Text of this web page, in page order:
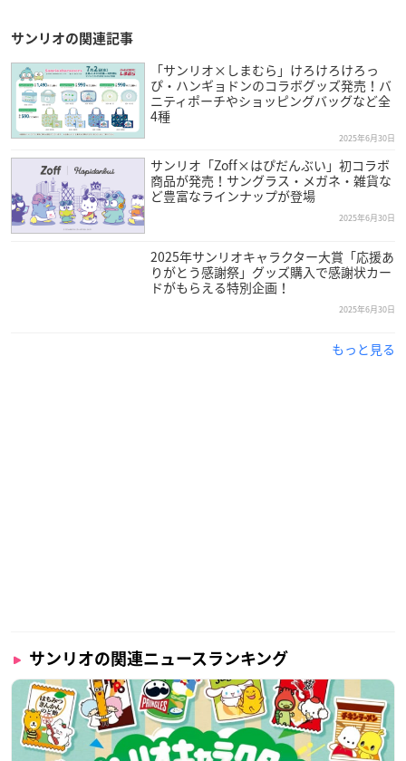
サンリオの関連記事
「サンリオ×しまむら」けろけろけろっ
ぴ・ハンギョドンのコラボグッズ発売！バ
ニティポーチやショッピングバッグなど全
4種
2025年6月30日
サンリオ「Zoff×はぴだんぶい」初コラボ
商品が発売！サングラス・メガネ・雑貨な
ど豊富なラインナップが登場
2025年6月30日
2025年サンリオキャラクター大賞「応援あ
りがとう感謝祭」グッズ購入で感謝状カー
ドがもらえる特別企画！
2025年6月30日
もっと見る
サンリオの関連ニュースランキング